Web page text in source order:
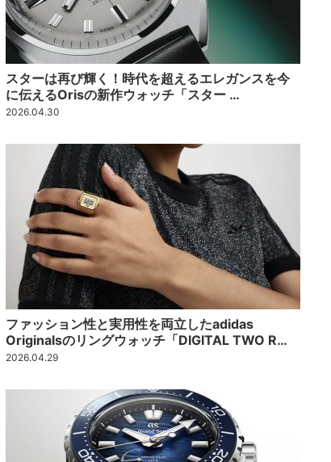
スターは再び輝く！時代を超えるエレガンスを今
に伝えるOrisの新作ウォッチ「スター …
2026.04.30
ファッション性と実用性を両立したadidas
Originalsのリングウォッチ「DIGITAL TWO R…
2026.04.29